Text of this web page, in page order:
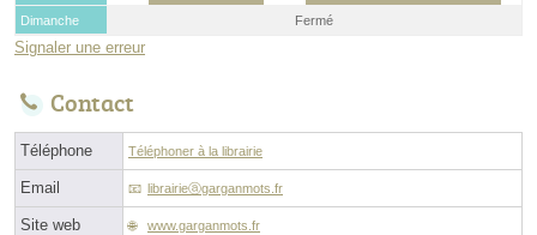
Dimanche
Fermé
Signaler une erreur
Contact
Téléphone Téléphoner à la librairie
Email librairieⓐgarganmots.fr
Site web www.garganmots.fr